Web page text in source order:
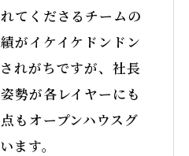
てくださるチームの
がイケイケドンドン
れがちですが、社長
勢が各レイヤーにも
もオープンハウスグ
ます。